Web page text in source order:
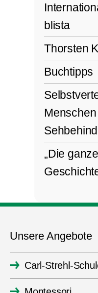
blista
Thorsten
Buchtipps
„Die
Unsere Angebote
Carl-Strehl-